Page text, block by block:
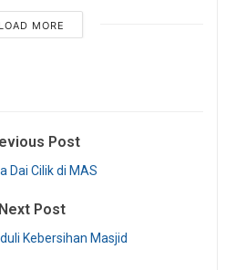
LOAD MORE
Post
Dai Cilik di MAS
Next Post
Kebersihan Masjid